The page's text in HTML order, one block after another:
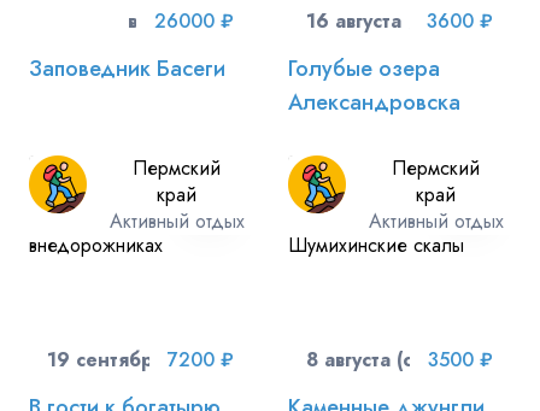
вс) 26000 ₽
Заповедник Басеги
16 августа (вс)3600 ₽
Голубые озера
Александровска
Пермский
край
Активный отдых
19 сентября (сб)
7200 ₽
Пермский
край
Активный отдых
8 августа (сб)3500 ₽